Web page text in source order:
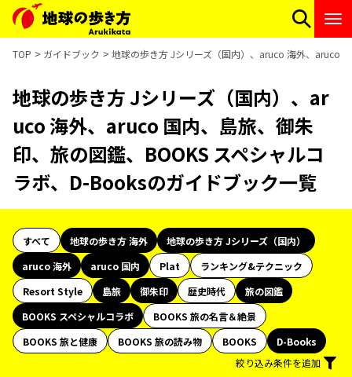
TOP ガイドブック 地球の歩き方 Jシリーズ（国内）、aruco 海外、aruco
地球の歩き方 Jシリーズ（国内）、ar
uco 海外、aruco 国内、島旅、御朱
印、旅の図鑑、BOOKS スペシャルコ
ラボ、D-Booksのガイドブック一覧
すべて 地球の歩き方 海外
地球の歩き方 Jシリーズ（国内）
aruco 海外
aruco 国内 Plat
ランキング&テクニック
Resort Style
島旅 御朱印 歴史時代
旅の図鑑
BOOKS スペシャルコラボ
BOOKS 旅の名言＆絶景
BOOKS 旅と健康
BOOKS 旅の読み物 BOOKS
D-Books
絞り込み条件を追加